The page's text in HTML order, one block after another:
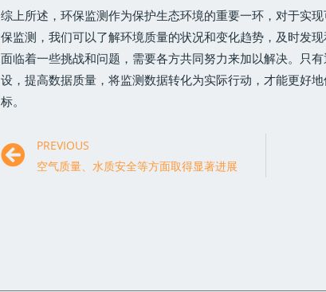
综上所述，环保监测作为保护生态环境的重要一环，对于实
保监测，我们可以了解环境质量的状况和变化趋势，及时发
面临着一些挑战和问题，需要各方共同努力来加以解决。只
设，提高数据质量，将监测数据转化为实际行动，才能更好
标。
PREVIOUS
空气质量、水质安全等方面取得显著进展